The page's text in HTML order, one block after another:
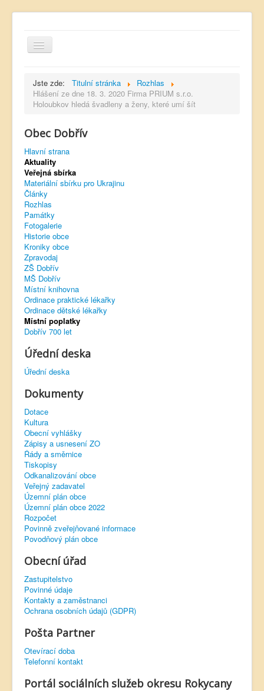
Kontakt
Úřední deska
Dobřívský zpravodaj
Rozhlas
Sokol Dobřív
Ubytování
Obec Pavlovsko
Virtuální prohlídka
Jste zde: Titulní stránka
Rozhlas
Hlášení ze dne 18. 3. 2020 Firma PRIUM s.r.o.
Holoubkov hledá švadleny a ženy, které umí šít
Obec Dobřív
Hlavní strana
Aktuality
Veřejná sbírka
Materiální sbírku pro Ukrajinu
Články
Rozhlas
Památky
Fotogalerie
Historie obce
Kroniky obce
Zpravodaj
ZŠ Dobřív
MŠ Dobřív
Místní knihovna
Ordinace praktické lékařky
Ordinace dětské lékařky
Místní poplatky
Dobřív 700 let
Úřední deska
Úřední deska
Dokumenty
Dotace
Kultura
Obecní vyhlášky
Zápisy a usnesení ZO
Řády a směrnice
Tiskopisy
Odkanalizování obce
Veřejný zadavatel
Územní plán obce
Územní plán obce 2022
Rozpočet
Povinně zveřejňované informace
Povodňový plán obce
Obecní úřad
Zastupitelstvo
Povinné údaje
Kontakty a zaměstnanci
Ochrana osobních údajů (GDPR)
Pošta Partner
Otevírací doba
Telefonní kontakt
Portál sociálních služeb okresu Rokycany